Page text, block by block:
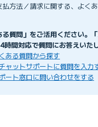
求】 退会後も口座振替手数
方法／請求に関する、よくあ
る質問」をご活用ください。
時間対応で質問にお答えいた
ある質問から探す
ャットサポートに質問を入力
ート窓口に問い合わせをする